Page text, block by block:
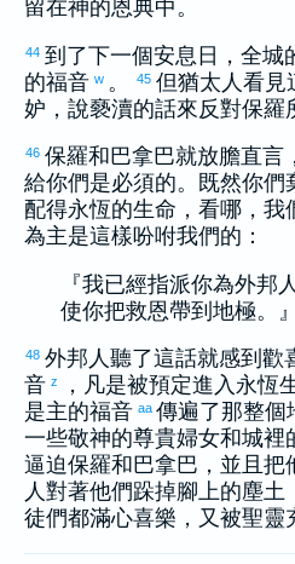
留在神的恩典中。
44 到了下一個安息日，全城
的福音 w 。 45 但猶太 人看
妒，說褻瀆的話來反對保羅
46 保羅和 巴拿巴就放膽直言
給你們是必須的。既然你們
配得永恆的生命，看哪，我
為主是這樣吩咐我們的：
『我已經指派你為外邦
使你把救恩帶到地極。』
48 外邦人聽了這話就感到歡
音 z ，凡是被預定進入永恆
是主的福音 aa 傳遍了那整個
一些敬神的尊貴婦女和城裡
逼迫保羅和 巴拿巴 ，並且把
人對著他們跺掉腳上的塵土
徒們都滿心喜樂，又被聖靈